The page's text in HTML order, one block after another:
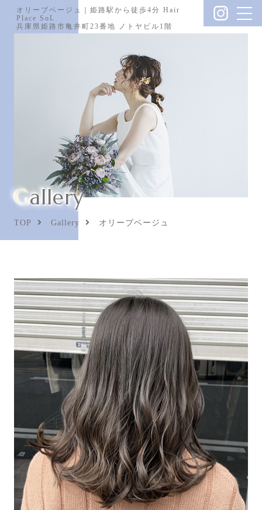
オリーブベージュ｜姫路駅から徒歩4分 Hair
Place SoL
兵庫県姫路市亀井町23番地 ノトヤビル1階
Gallery
TOP Gallery オリーブベージュ